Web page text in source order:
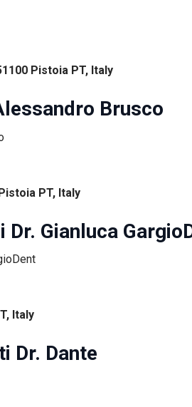
Pistoia PT, Italy
Brusco
PT, Italy
Gianluca
Italy
Dr. Dante